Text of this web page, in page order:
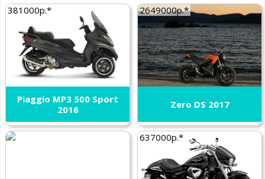
381000р.*
Piaggio MP3 500 Sport
2016
2649000р.*
Zero DS 2017
637000р.*